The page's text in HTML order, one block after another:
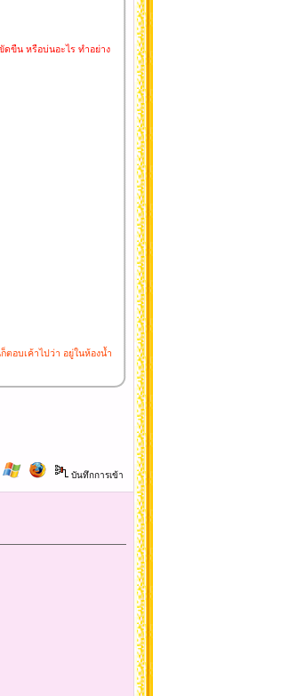
ดขืน หรือบ่นอะไร ทำอย่าง
อบเค้าไปว่า อยู่ในห้องน้ำ
บันทึกการเข้า